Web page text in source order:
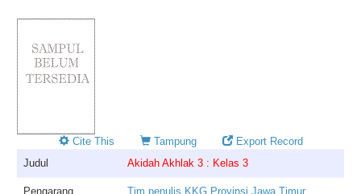
Cite This Tampung
Export Record
Judul
Akidah Akhlak 3 : Kelas 3
Pengarang Tim penulis KKG Provinsi Jawa Timur